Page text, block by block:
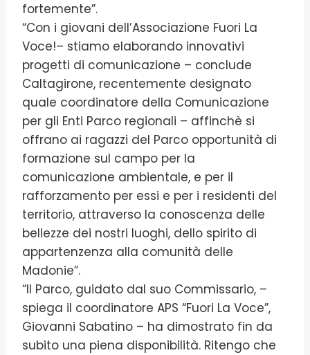
fortemente”.
“Con i giovani dell’Associazione Fuori La
Voce!– stiamo elaborando innovativi
progetti di comunicazione – conclude
Caltagirone, recentemente designato
quale coordinatore della Comunicazione
per gli Enti Parco regionali – affinchè si
offrano ai ragazzi del Parco opportunità di
formazione sul campo per la
comunicazione ambientale, e per il
rafforzamento per essi e per i residenti del
territorio, attraverso la conoscenza delle
bellezze dei nostri luoghi, dello spirito di
appartenzenza alla comunità delle
Madonie”.
“Il Parco, guidato dal suo Commissario, –
spiega il coordinatore APS “Fuori La Voce”,
Giovanni Sabatino – ha dimostrato fin da
subito una piena disponibilità. Ritengo che